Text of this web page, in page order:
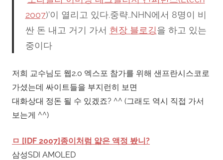
2007)’이 열리고 있다.중략..NHN에서 8명이 비
싼 돈 내고 거기 가서 현장 블로깅을 하고 있는
중이다
저희 교수님도 웹2.0 엑스포 참가를 위해 샌프란시스코로
가셨는데 싸이트들을 부지런히 보면
대화상대 정돈 될 수 있겠죠? ^^ (그래도 역시 직접 가서
보는게 ^^)
ㅁ [IDF 2007]종이처럼 얇은 액정 봤니?
삼성SDI AMOLED